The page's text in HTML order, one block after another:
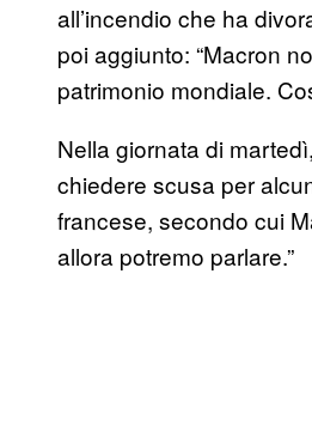
all’incendio che ha
poi aggiunto: “Macron
patrimonio mondiale.
Nella giornata di
chiedere scusa per
francese, secondo cui
allora potremo parlare.”